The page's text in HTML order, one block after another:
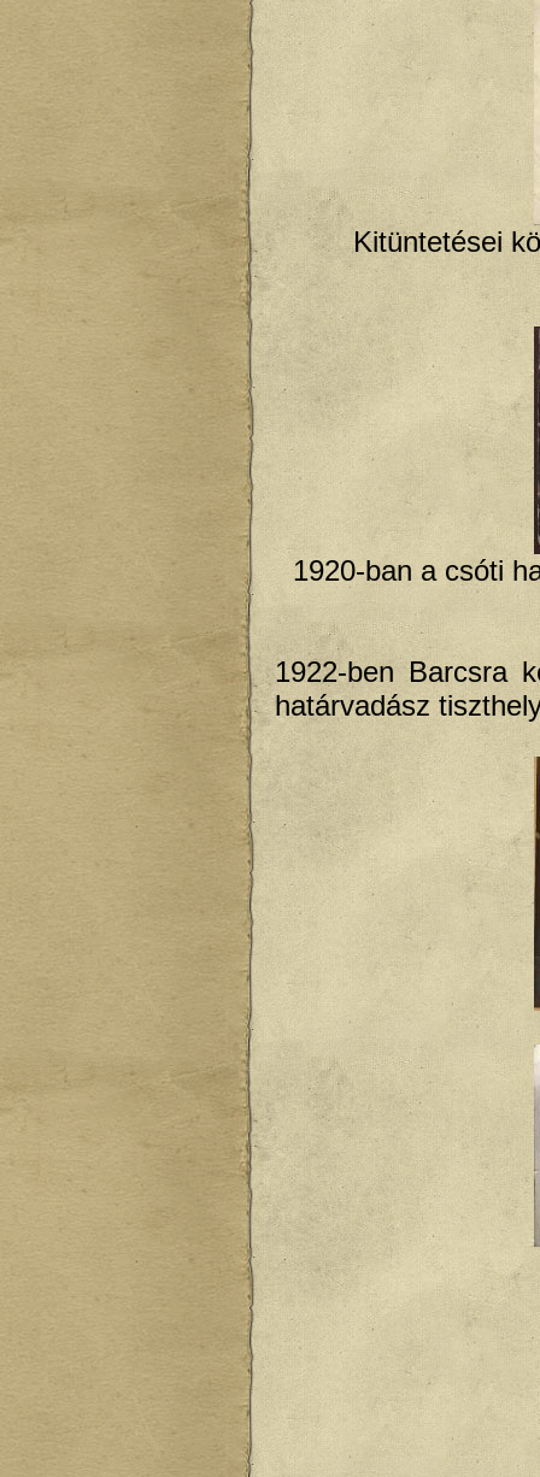
Kitüntetései
1920-ban a csóti
1922-ben Barcsra
határvadász